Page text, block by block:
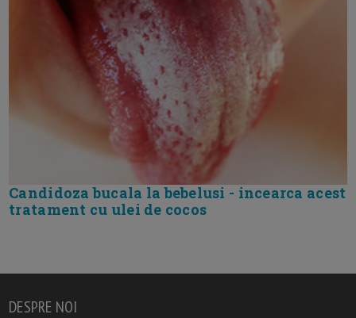
Candidoza bucala la bebelusi - incearca acest
tratament cu ulei de cocos
DESPRE NOI